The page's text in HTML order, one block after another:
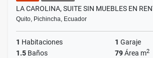
LA CAROLINA, SUITE SIN MUEBLES EN
Quito, Pichincha, Ecuador
1 Habitaciones 1 Garaje
1.5 Baños 79Área m2